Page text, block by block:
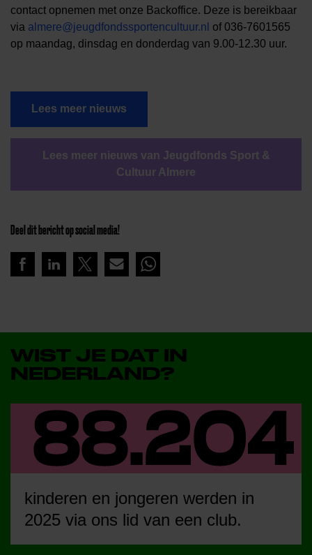
contact opnemen met onze Backoffice. Deze is bereikbaar
via almere@jeugdfondssportencultuur.nl of 036-7601565
op maandag, dinsdag en donderdag van 9.00-12.30 uur.
Lees meer nieuws
Lees meer nieuws van Jeugdfonds Sport &
Cultuur Almere
Deel dit bericht op social media!
WIST JE DAT IN
NEDERLAND?
kinderen en jongeren werden in
2025 via ons lid van een club.